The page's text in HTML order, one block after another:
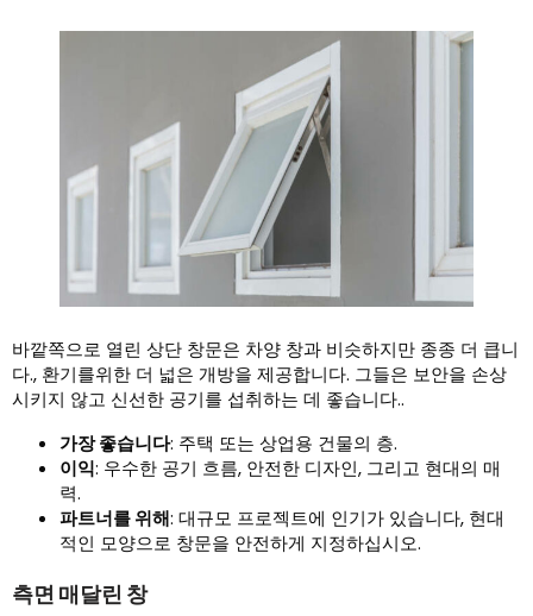
바깥쪽으로 열린 상단 창문은 차양 창과 비슷하지만 종종 더 큽니
다., 환기를위한 더 넓은 개방을 제공합니다. 그들은 보안을 손상
시키지 않고 신선한 공기를 섭취하는 데 좋습니다..
가장 좋습니다: 주택 또는 상업용 건물의 층.
이익: 우수한 공기 흐름, 안전한 디자인, 그리고 현대의 매
력.
파트너를 위해: 대규모 프로젝트에 인기가 있습니다, 현대
적인 모양으로 창문을 안전하게 지정하십시오.
측면 매달린 창